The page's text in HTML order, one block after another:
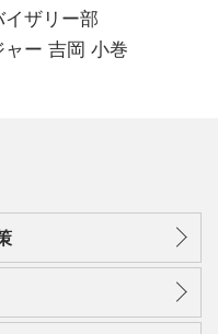
ザリー部
ー 吉岡 小巻